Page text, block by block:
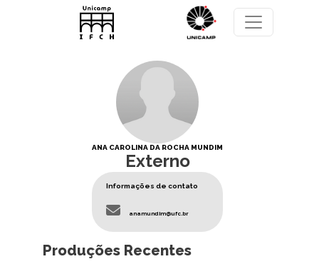
Pular para o conteúdo principal
ANA CAROLINA DA ROCHA MUNDIM
Externo
Informações de contato
anamundim@ufc.br
Produções Recentes